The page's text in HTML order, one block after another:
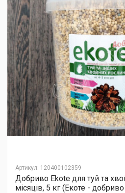
Артикул: 120400102359
Добриво Еkote для туй та
місяців, 5 кг (Екоте - добриво